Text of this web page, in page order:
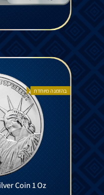
בהזמנה מיוחדת
Coin 1 Oz